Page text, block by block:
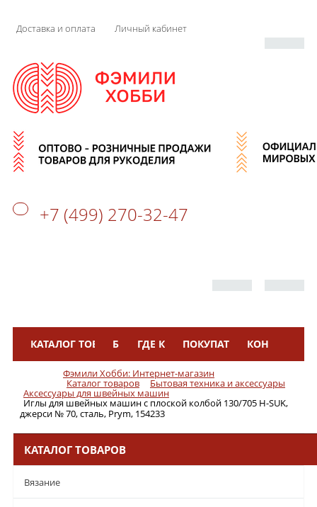
Доставка и оплата Личный кабинет
+7 (499) 270-32-47
КАТАЛОГ ТОВАРОВБРЕНДЫГДЕ КУПИТЬПОКУПАТЕЛЯМКОНТАКТЫ
Фэмили Хобби: Интернет-магазин
Каталог товаров Бытовая техника и аксессуары
Аксессуары для швейных машин
Иглы для швейных машин с плоской колбой 130/705 H-SUK,
джерси № 70, сталь, Prym, 154233
КАТАЛОГ ТОВАРОВ
Вязание